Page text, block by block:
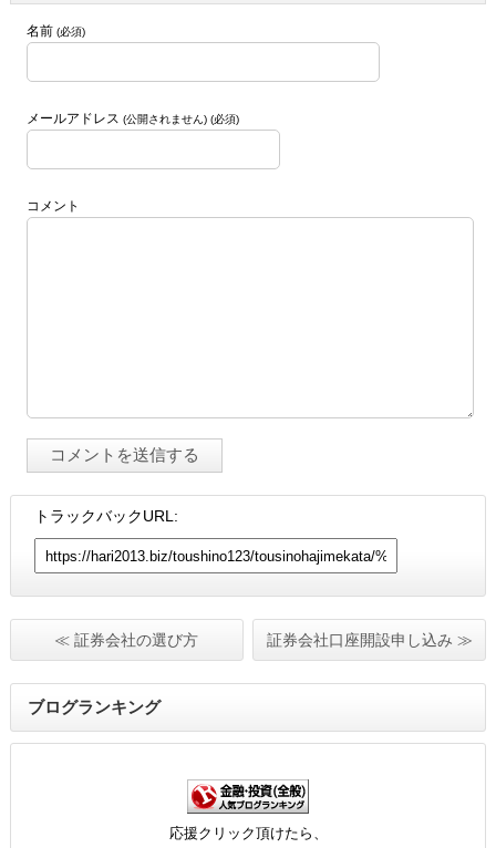
名前 (必須)
メールアドレス (公開されません) (必須)
コメント
トラックバックURL:
≪ 証券会社の選び方 証券会社口座開設申し込み ≫
ブログランキング
応援クリック頂けたら、